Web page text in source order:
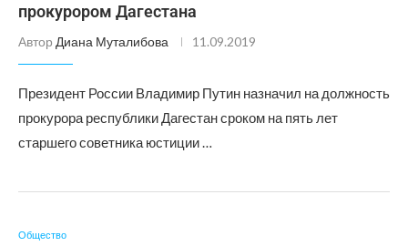
прокурором Дагестана
Автор Диана Муталибова 11.09.2019
Президент России Владимир Путин назначил на должность
прокурора республики Дагестан сроком на пять лет
старшего советника юстиции …
Общество